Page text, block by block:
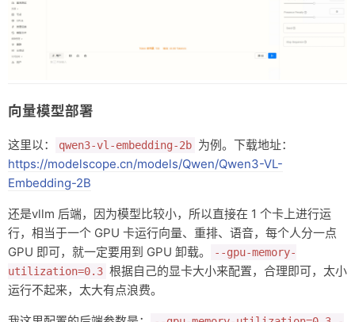
向量模型部署
这里以： qwen3-vl-embedding-2b 为例。下载地址：
https://modelscope.cn/models/Qwen/Qwen3-VL-
Embedding-2B
还是vllm 后端，因为模型比较小，所以直接在 1 个卡上进行运
行，相当于一个 GPU 卡运行向量、重排、语音，每个人分一点
GPU 即可，就一定要用到 GPU 卸载。
--gpu-memory-
utilization=0.3 根据自己的显卡大小来配置，合理即可，太小
运行不起来，太大有点浪费。